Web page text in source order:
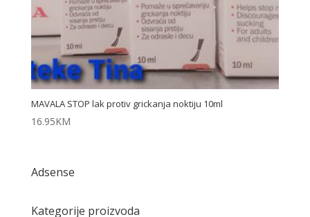
MAVALA STOP lak protiv grickanja noktiju 10ml
16.95KM
Adsense
Kategorije proizvoda